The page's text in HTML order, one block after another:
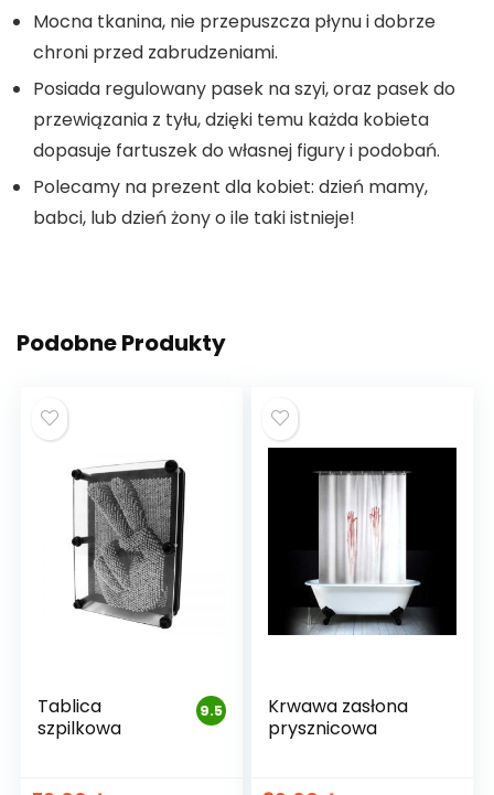
Mocna tkanina, nie przepuszcza płynu i dobrze
chroni przed zabrudzeniami.
Posiada regulowany pasek na szyi, oraz pasek do
przewiązania z tyłu, dzięki temu każda kobieta
dopasuje fartuszek do własnej figury i podobań.
Polecamy na prezent dla kobiet: dzień mamy,
babci, lub dzień żony o ile taki istnieje!
Podobne Produkty
9.5
Tablica
szpilkowa
Krwawa zasłona
prysznicowa